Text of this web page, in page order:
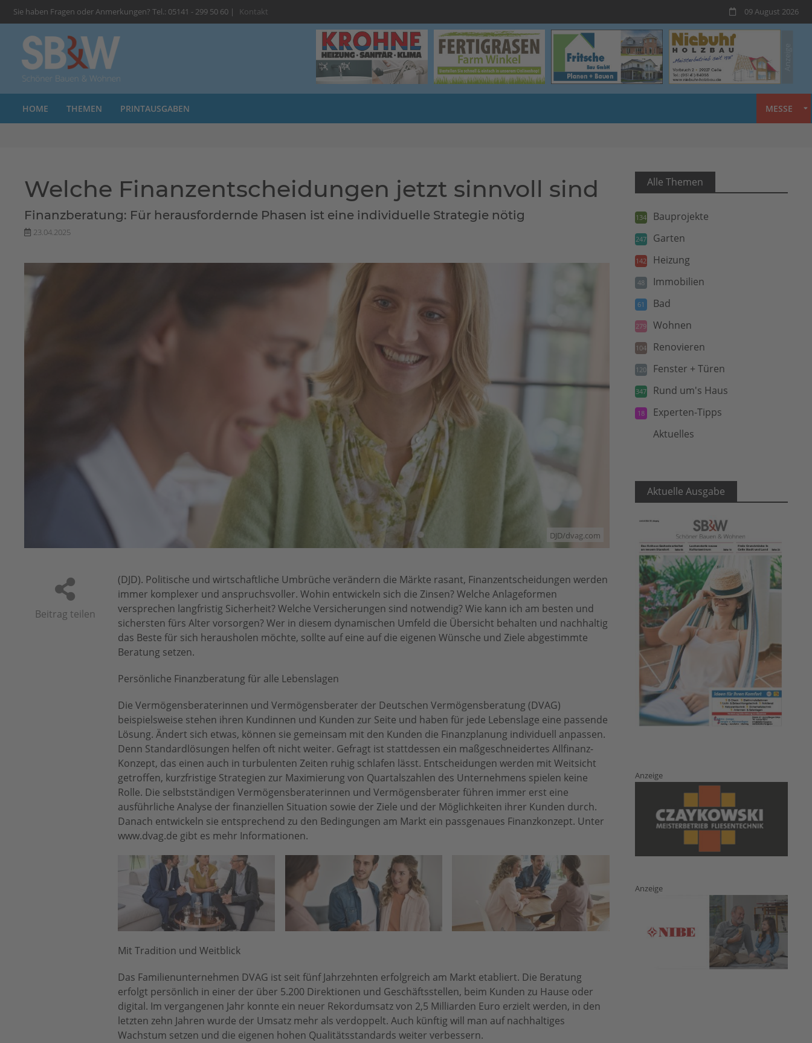
Sie haben Fragen oder Anmerkungen? Tel.: 05141 - 299 50 60 | Kontakt 09 August 2026
HOME THEMEN PRINTAUSGABEN MESSE
Welche Finanzentscheidungen jetzt sinnvoll sind
Finanzberatung: Für herausfordernde Phasen ist eine individuelle Strategie nötig
23.04.2025
DJD/dvag.com
Beitrag teilen
(DJD). Politische und wirtschaftliche Umbrüche verändern die Märkte rasant, Finanzentscheidungen werden
immer komplexer und anspruchsvoller. Wohin entwickeln sich die Zinsen? Welche Anlageformen
versprechen langfristig Sicherheit? Welche Versicherungen sind notwendig? Wie kann ich am besten und
sichersten fürs Alter vorsorgen? Wer in diesem dynamischen Umfeld die Übersicht behalten und nachhaltig
das Beste für sich herausholen möchte, sollte auf eine auf die eigenen Wünsche und Ziele abgestimmte
Beratung setzen.
Persönliche Finanzberatung für alle Lebenslagen
Die Vermögensberaterinnen und Vermögensberater der Deutschen Vermögensberatung (DVAG)
beispielsweise stehen ihren Kundinnen und Kunden zur Seite und haben für jede Lebenslage eine passende
Lösung. Ändert sich etwas, können sie gemeinsam mit den Kunden die Finanzplanung individuell anpassen.
Denn Standardlösungen helfen oft nicht weiter. Gefragt ist stattdessen ein maßgeschneidertes Allfinanz-
Konzept, das einen auch in turbulenten Zeiten ruhig schlafen lässt. Entscheidungen werden mit Weitsicht
getroffen, kurzfristige Strategien zur Maximierung von Quartalszahlen des Unternehmens spielen keine
Rolle. Die selbstständigen Vermögensberaterinnen und Vermögensberater führen immer erst eine
ausführliche Analyse der finanziellen Situation sowie der Ziele und der Möglichkeiten ihrer Kunden durch.
Danach entwickeln sie entsprechend zu den Bedingungen am Markt ein passgenaues Finanzkonzept. Unter
www.dvag.de gibt es mehr Informationen.
Mit Tradition und Weitblick
Das Familienunternehmen DVAG ist seit fünf Jahrzehnten erfolgreich am Markt etabliert. Die Beratung
erfolgt persönlich in einer der über 5.200 Direktionen und Geschäftsstellen, beim Kunden zu Hause oder
digital. Im vergangenen Jahr konnte ein neuer Rekordumsatz von 2,5 Milliarden Euro erzielt werden, in den
letzten zehn Jahren wurde der Umsatz mehr als verdoppelt. Auch künftig will man auf nachhaltiges
Wachstum setzen und die eigenen hohen Qualitätsstandards weiter verbessern.
Alle Themen
134 Bauprojekte
247 Garten
142 Heizung
48 Immobilien
61 Bad
279 Wohnen
104 Renovieren
120 Fenster + Türen
347 Rund um's Haus
18 Experten-Tipps
Aktuelles
Aktuelle Ausgabe
Anzeige
Anzeige